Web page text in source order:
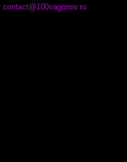
contact@100vagonov.ru